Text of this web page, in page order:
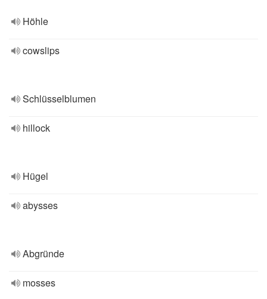
Höhle
cowslips
Schlüsselblumen
hillock
Hügel
abysses
Abgründe
mosses